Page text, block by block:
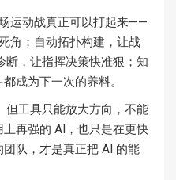
运动战真正可以打起来——
角；自动拓扑构建，让战
断，让指挥决策快准狠；知
成为下一次的养料。
但工具只能放大方向，不能
再强的 AI，也只是在更快
队，才是真正把 AI 的能